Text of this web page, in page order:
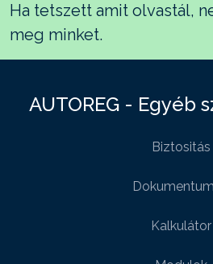
Ha tetszett amit olvastál,
meg minket.
AUTOREG - Egyéb
Biztositás
Kalkulátor